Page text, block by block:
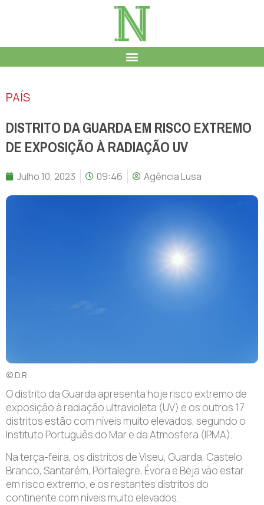
PAÍS
DISTRITO DA GUARDA EM RISCO EXTREMO
DE EXPOSIÇÃO À RADIAÇÃO UV
Julho 10, 2023 09:46 Agência Lusa
© D.R.
O distrito da Guarda apresenta hoje risco extremo de
exposição à radiação ultravioleta (UV) e os outros 17
distritos estão com níveis muito elevados, segundo o
Instituto Português do Mar e da Atmosfera (IPMA).
Na terça-feira, os distritos de Viseu, Guarda, Castelo
Branco, Santarém, Portalegre, Évora e Beja vão estar
em risco extremo, e os restantes distritos do
continente com níveis muito elevados.